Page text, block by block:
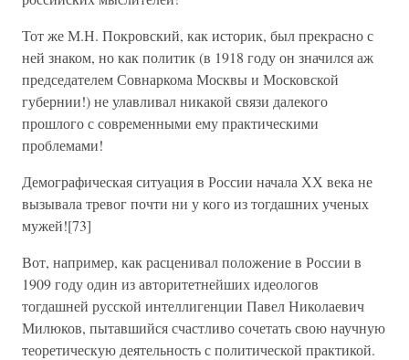
Тот же М.Н. Покровский, как историк, был прекрасно с
ней знаком, но как политик (в 1918 году он значился аж
председателем Совнаркома Москвы и Московской
губернии!) не улавливал никакой связи далекого
прошлого с современными ему практическими
проблемами!
Демографическая ситуация в России начала ХХ века не
вызывала тревог почти ни у кого из тогдашних ученых
мужей![73]
Вот, например, как расценивал положение в России в
1909 году один из авторитетнейших идеологов
тогдашней русской интеллигенции Павел Николаевич
Милюков, пытавшийся счастливо сочетать свою научную
теоретическую деятельность с политической практикой.